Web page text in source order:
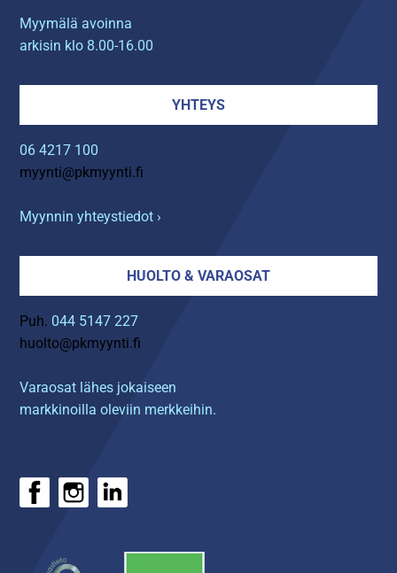
Myymälä avoinna
arkisin klo 8.00-16.00
YHTEYS
06 4217 100
myynti@pkmyynti.fi
Myynnin yhteystiedot ›
HUOLTO & VARAOSAT
Puh. 044 5147 227
huolto@pkmyynti.fi
Varaosat lähes jokaiseen
markkinoilla oleviin merkkeihin.